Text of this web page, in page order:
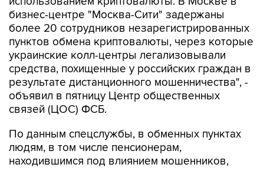
более 20 сотрудников незарегистрированных
пунктов обмена криптовалюты, через которые
украинские колл-центры легализовывали
средства, похищенные у российских граждан в
результате дистанционного мошенничества", -
объявил в пятницу Центр общественных
связей (ЦОС) ФСБ.
По данным спецслужбы, в обменных пунктах
находившимся под влиянием мошенников,
продавали криптовалюту и переводили ее на
счета украинских кураторов.